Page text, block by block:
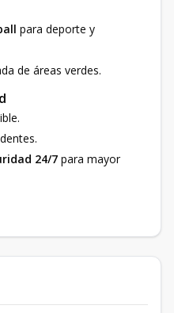
para deporte y
de áreas verdes.
24/7 para mayor